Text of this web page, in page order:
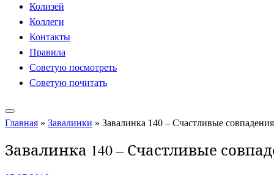
Колизей
Коллеги
Контакты
Правила
Советую посмотреть
Советую почитать
Главная » Завалинки » Завалинка 140 – Счастливые
Завалинка 140 – Счастливые